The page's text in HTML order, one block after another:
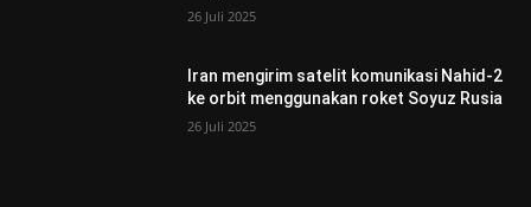
26 Juli 2025
Iran mengirim satelit komunikasi Nahid-2
ke orbit menggunakan roket Soyuz Rusia
26 Juli 2025